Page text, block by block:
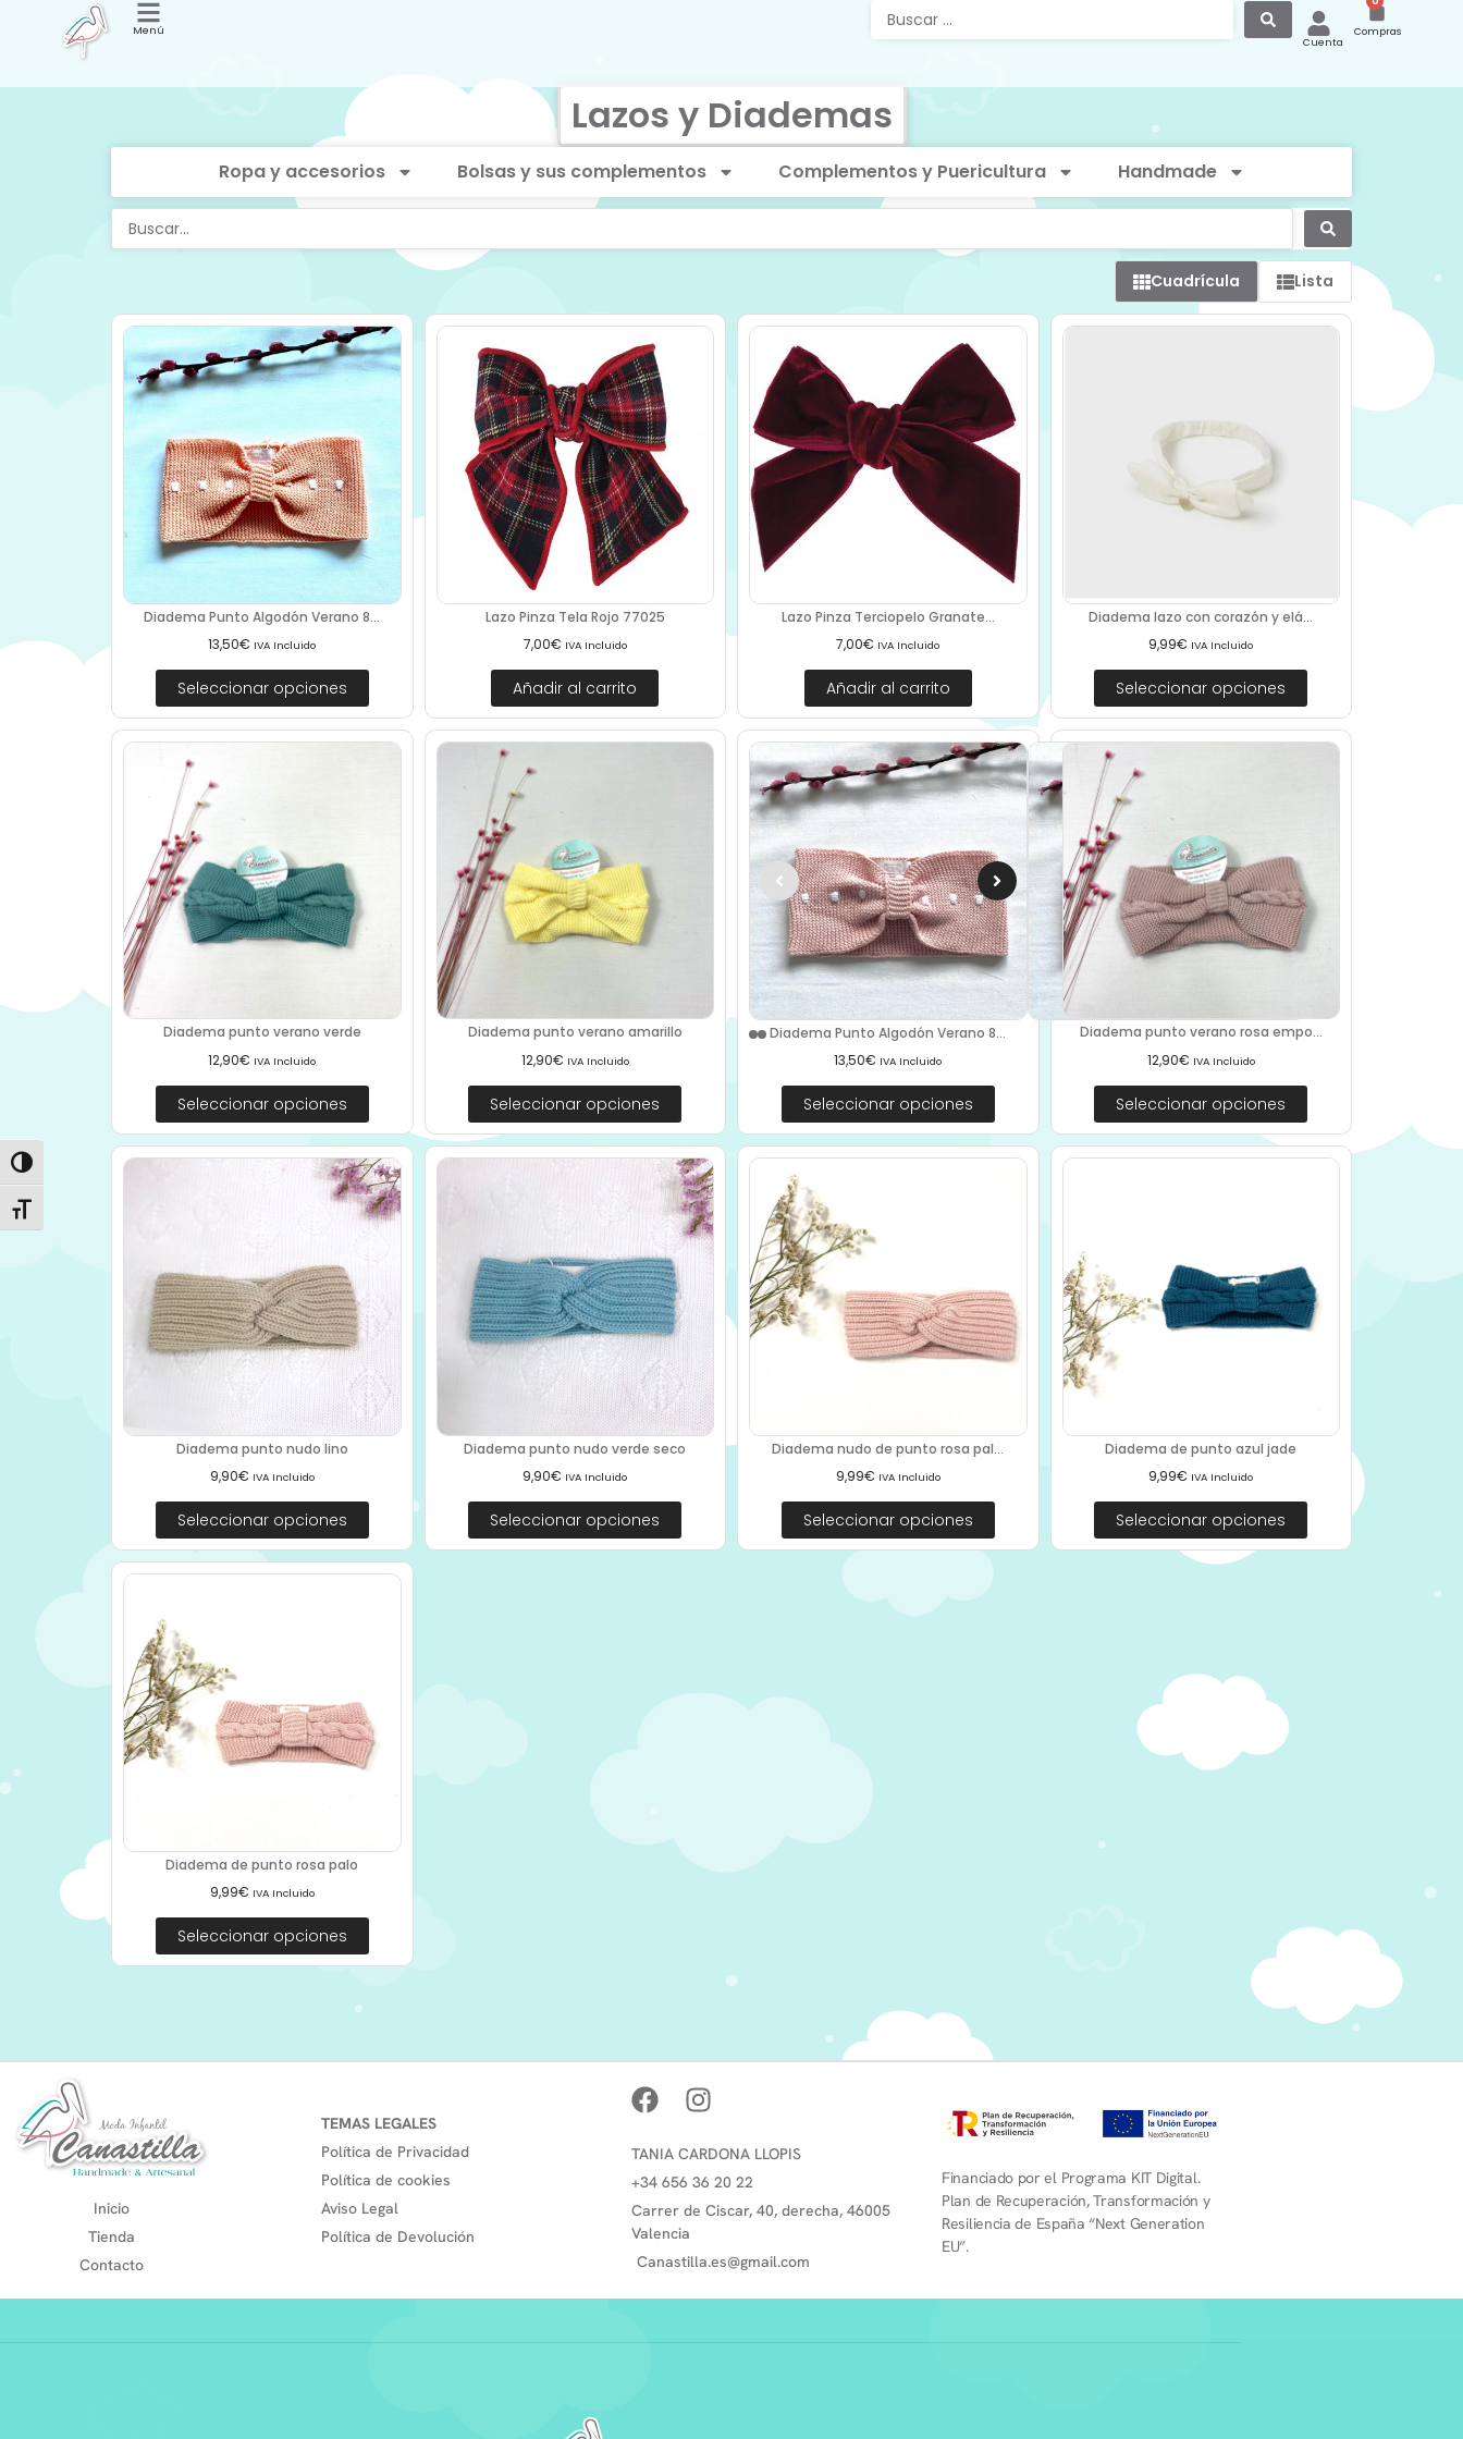
Alternar alto contraste
Alternar tamaño de letra
Menú
Cuenta
Compras
Lazos y Diademas
Ropa y accesorios Bolsas y sus complementos Complementos y Puericultura Handmade
Cuadrícula Lista
Diadema Punto Algodón Verano 8...
13,50€ IVA Incluido
Seleccionar opciones
Lazo Pinza Tela Rojo 77025
7,00€ IVA Incluido
Añadir al carrito
Lazo Pinza Terciopelo Granate...
7,00€ IVA Incluido
Añadir al carrito
Diadema lazo con corazón y elá...
9,99€ IVA Incluido
Seleccionar opciones
Diadema punto verano verde
12,90€ IVA Incluido
Seleccionar opciones
Diadema punto verano amarillo
12,90€ IVA Incluido
Seleccionar opciones
Diadema Punto Algodón Verano 8...
13,50€ IVA Incluido
Seleccionar opciones
Diadema punto verano rosa empo...
12,90€ IVA Incluido
Seleccionar opciones
Diadema punto nudo lino
9,90€ IVA Incluido
Seleccionar opciones
Diadema punto nudo verde seco
9,90€ IVA Incluido
Seleccionar opciones
Diadema nudo de punto rosa pal...
9,99€ IVA Incluido
Seleccionar opciones
Diadema de punto azul jade
9,99€ IVA Incluido
Seleccionar opciones
Diadema de punto rosa palo
9,99€ IVA Incluido
Seleccionar opciones
Inicio
Tienda
Contacto
TEMAS LEGALES
Política de Privacidad
Política de cookies
Aviso Legal
Política de Devolución
TANIA CARDONA LLOPIS
+34 656 36 20 22
Carrer de Ciscar, 40, derecha, 46005
Valencia
Canastilla.es@gmail.com
Financiado por el Programa KIT Digital.
Plan de Recuperación, Transformación y
Resiliencia de España “Next Generation
EU”.